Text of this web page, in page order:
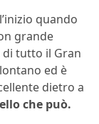
quando
grande
di tutto il Gran
ed è
dietro a
che può.